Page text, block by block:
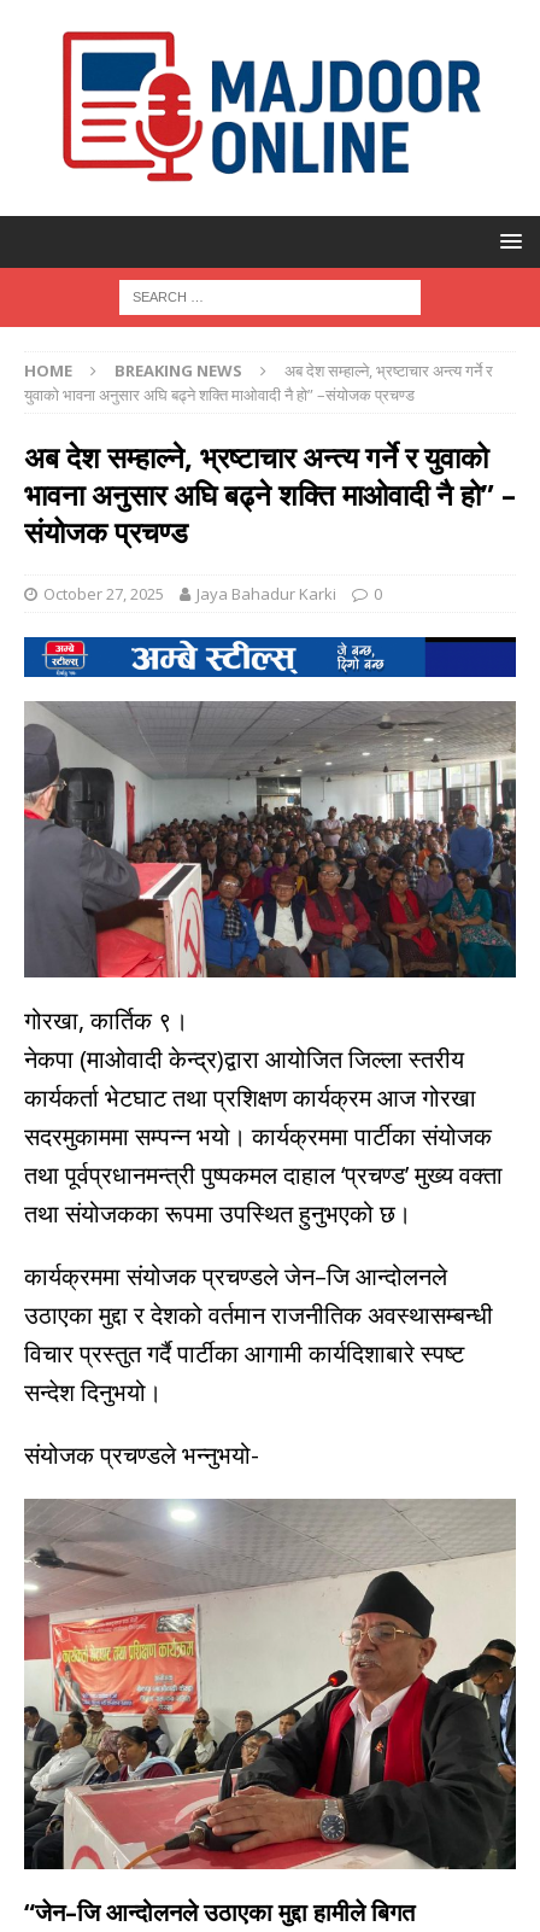
HOME BREAKING NEWS
अब देश सम्हाल्ने, भ्रष्टाचार अन्त्य गर्ने र
युवाको भावना अनुसार अघि बढ्ने शक्ति माओवादी नै हो” –संयोजक प्रचण्ड
अब देश सम्हाल्ने, भ्रष्टाचार अन्त्य गर्ने र युवाको
भावना अनुसार अघि बढ्ने शक्ति माओवादी नै हो” –
संयोजक प्रचण्ड
October 27, 2025 Jaya Bahadur Karki 0
गोरखा, कार्तिक ९।
नेकपा (माओवादी केन्द्र)द्वारा आयोजित जिल्ला स्तरीय
कार्यकर्ता भेटघाट तथा प्रशिक्षण कार्यक्रम आज गोरखा
सदरमुकाममा सम्पन्न भयो। कार्यक्रममा पार्टीका संयोजक
तथा पूर्वप्रधानमन्त्री पुष्पकमल दाहाल ‘प्रचण्ड’ मुख्य वक्ता
तथा संयोजकका रूपमा उपस्थित हुनुभएको छ।
कार्यक्रममा संयोजक प्रचण्डले जेन–जि आन्दोलनले
उठाएका मुद्दा र देशको वर्तमान राजनीतिक अवस्थासम्बन्धी
विचार प्रस्तुत गर्दै पार्टीका आगामी कार्यदिशाबारे स्पष्ट
सन्देश दिनुभयो।
संयोजक प्रचण्डले भन्नुभयो-
“जेन–जि आन्दोलनले उठाएका मुद्दा हामीले बिगत